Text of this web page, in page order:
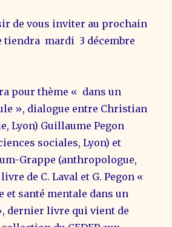
de vous inviter au prochain
tiendra mardi 3 décembre
pour thème « dans un
», dialogue entre Christian
Lyon) Guillaume Pegon
sociales, Lyon) et
Grappe (anthropologue,
de C. Laval et G. Pegon «
et santé mentale dans un
dernier livre qui vient de